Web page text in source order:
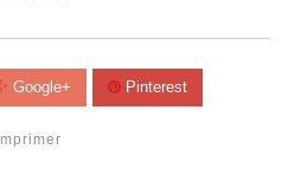
Google+ Pinterest
Imprimer